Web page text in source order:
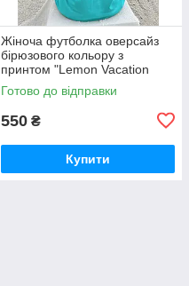
Жіноча футболка оверсайз
бірюзового кольору з
принтом "Lemon Vacation
Sunshine"
Готово до відправки
550 ₴
Купити